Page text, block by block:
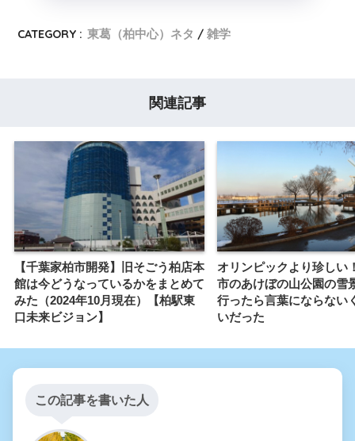
CATEGORY : 東葛（柏中心）ネタ 雑学
関連記事
【千葉家柏市開発】旧そごう柏店本
館は今どうなっているかをまとめて
みた（2024年10月現在）【柏駅東
口未来ビジョン】
オリンピックより珍しい
市のあけぼの山公園の雪
行ったら言葉にならない
いだった
この記事を書いた人